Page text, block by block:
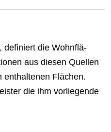
definiert die Wohn­flä­
aus diesen Quellen
ent­hal­te­nen Flächen.
die ihm vor­lie­gen­de